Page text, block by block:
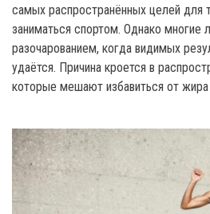
самых распространённых целей для
заниматься спортом. Однако многие
разочарованием, когда видимых
удаётся. Причина кроется в
которые мешают избавиться от жира